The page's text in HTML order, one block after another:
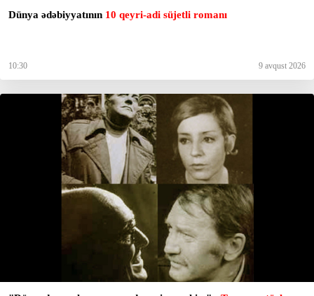
Dünya ədəbiyyatının 10 qeyri-adi süjetli romanı
10:30 9 avqust 2026